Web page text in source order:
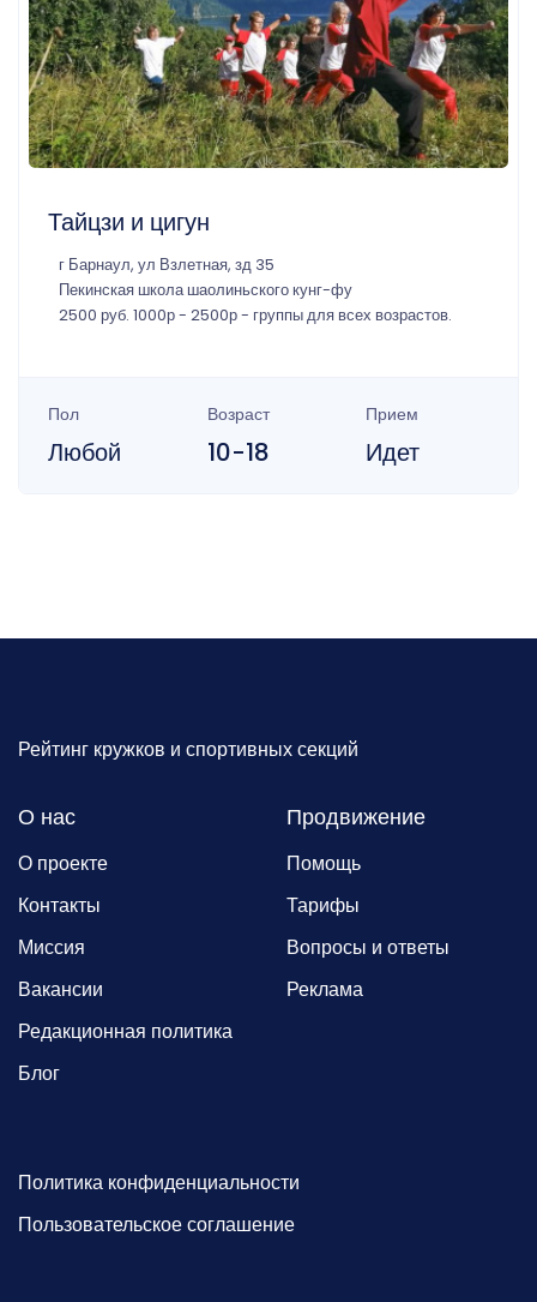
Тайцзи и цигун
г Барнаул, ул Взлетная, зд 35
Пекинская школа шаолиньского кунг-фу
2500 руб. 1000р - 2500р - группы для всех возрастов.
Пол
Любой
Возраст
10-18
Прием
Идет
Рейтинг кружков и спортивных секций
О нас
О проекте
Контакты
Миссия
Вакансии
Редакционная политика
Блог
Продвижение
Помощь
Тарифы
Вопросы и ответы
Реклама
Политика конфиденциальности
Пользовательское соглашение